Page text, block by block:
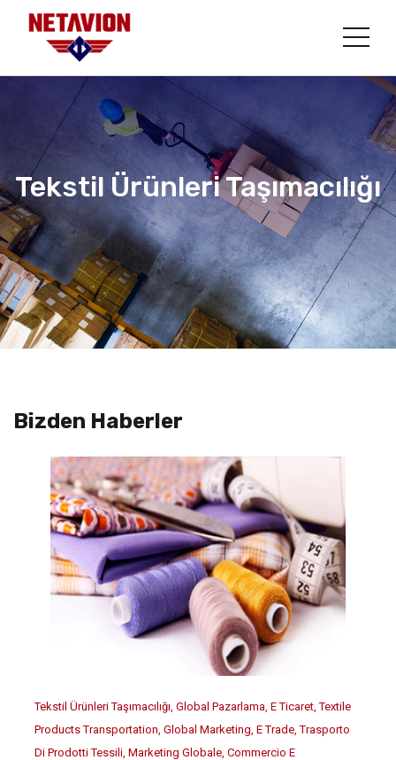
Tekstil Ürünleri Taşımacılığı
Bizden Haberler
Tekstil Ürünleri Taşımacılığı Global Pazarlama E Ticaret Textile
Products Transportation Global Marketing E Trade Trasporto
Di Prodotti Tessili Marketing Globale Commercio E